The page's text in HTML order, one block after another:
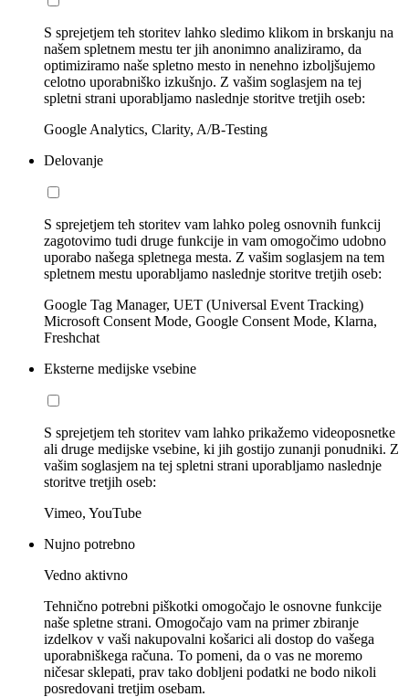
S sprejetjem teh storitev lahko sledimo klikom in brskanju na
našem spletnem mestu ter jih anonimno analiziramo, da
optimiziramo naše spletno mesto in nenehno izboljšujemo
celotno uporabniško izkušnjo. Z vašim soglasjem na tej
spletni strani uporabljamo naslednje storitve tretjih oseb:
Google Analytics, Clarity, A/B-Testing
Delovanje
S sprejetjem teh storitev vam lahko poleg osnovnih funkcij
zagotovimo tudi druge funkcije in vam omogočimo udobno
uporabo našega spletnega mesta. Z vašim soglasjem na tem
spletnem mestu uporabljamo naslednje storitve tretjih oseb:
Google Tag Manager, UET (Universal Event Tracking)
Microsoft Consent Mode, Google Consent Mode, Klarna,
Freshchat
Eksterne medijske vsebine
S sprejetjem teh storitev vam lahko prikažemo videoposnetke
ali druge medijske vsebine, ki jih gostijo zunanji ponudniki. Z
vašim soglasjem na tej spletni strani uporabljamo naslednje
storitve tretjih oseb:
Vimeo, YouTube
Nujno potrebno
Vedno aktivno
Tehnično potrebni piškotki omogočajo le osnovne funkcije
naše spletne strani. Omogočajo vam na primer zbiranje
izdelkov v vaši nakupovalni košarici ali dostop do vašega
uporabniškega računa. To pomeni, da o vas ne moremo
ničesar sklepati, prav tako dobljeni podatki ne bodo nikoli
posredovani tretjim osebam.